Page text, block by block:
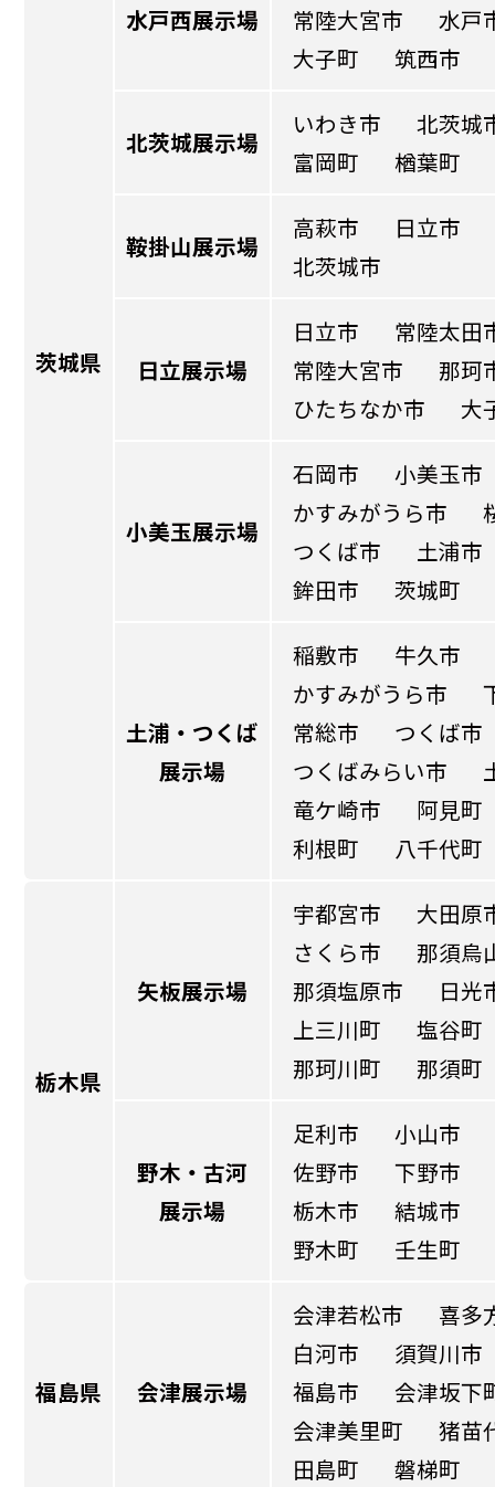
茨城県
水戸西展示場 常陸大宮市
水戸
大子町
筑西市
北茨城展示場
いわき市
北茨城
富岡町
楢葉町
鞍掛山展示場
高萩市
日立市
北茨城市
日立展示場
日立市
常陸太田
常陸大宮市
那珂
ひたちなか市
大
小美玉展示場
石岡市
小美玉市
かすみがうら市
つくば市
土浦市
鉾田市
茨城町
土浦・つくば
展示場
稲敷市
牛久市
かすみがうら市
常総市
つくば市
つくばみらい市
竜ケ崎市
阿見町
利根町
八千代町
栃木県
矢板展示場
宇都宮市
大田原
さくら市
那須烏
那須塩原市
日光
上三川町
塩谷町
那珂川町
那須町
野木・古河
展示場
足利市
小山市
佐野市
下野市
栃木市
結城市
野木町
壬生町
福島県 会津展示場
会津若松市
喜多
白河市
須賀川市
福島市
会津坂下
会津美里町
猪苗
田島町
磐梯町